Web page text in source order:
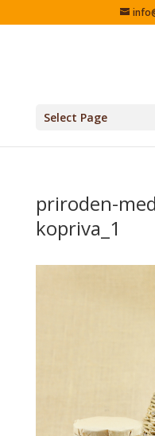
Select Page
priroden-
kopriva_1